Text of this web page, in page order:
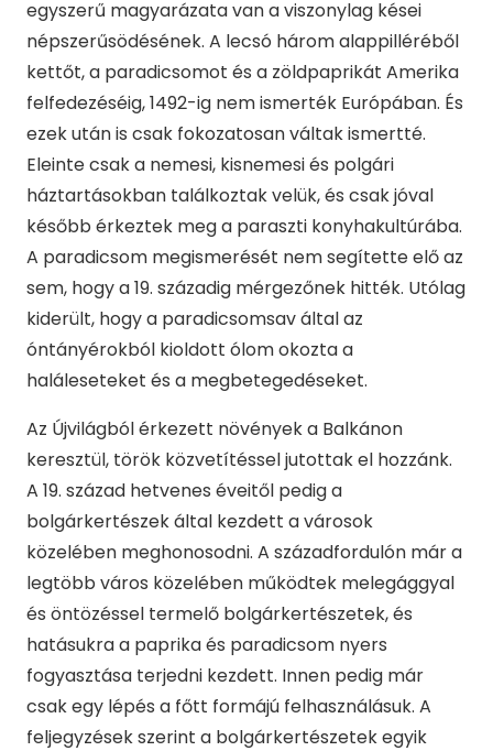
egyszerű magyarázata van a viszonylag kései
népszerűsödésének. A lecsó három alappilléréből
kettőt, a paradicsomot és a zöldpaprikát Amerika
felfedezéséig, 1492-ig nem ismerték Európában. És
ezek után is csak fokozatosan váltak ismertté.
Eleinte csak a nemesi, kisnemesi és polgári
háztartásokban találkoztak velük, és csak jóval
később érkeztek meg a paraszti konyhakultúrába.
A paradicsom megismerését nem segítette elő az
sem, hogy a 19. századig mérgezőnek hitték. Utólag
kiderült, hogy a paradicsomsav által az
óntányérokból kioldott ólom okozta a
haláleseteket és a megbetegedéseket.
Az Újvilágból érkezett növények a Balkánon
keresztül, török közvetítéssel jutottak el hozzánk.
A 19. század hetvenes éveitől pedig a
bolgárkertészek által kezdett a városok
közelében meghonosodni. A századfordulón már a
legtöbb város közelében működtek melegággyal
és öntözéssel termelő bolgárkertészetek, és
hatásukra a paprika és paradicsom nyers
fogyasztása terjedni kezdett. Innen pedig már
csak egy lépés a főtt formájú felhasználásuk. A
feljegyzések szerint a bolgárkertészetek egyik